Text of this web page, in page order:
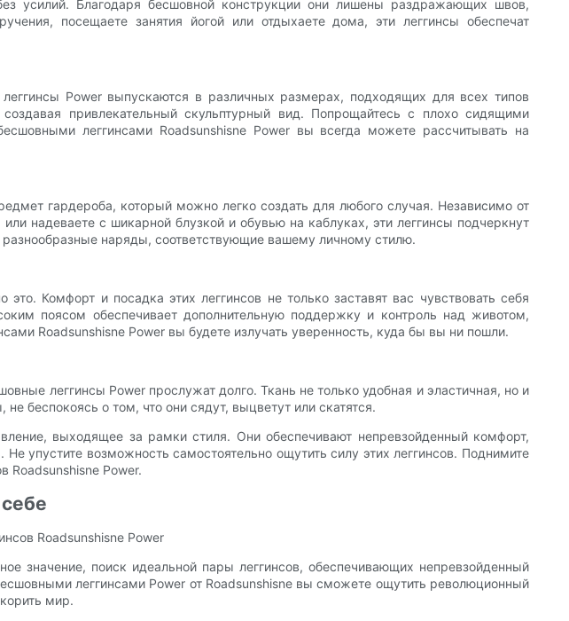
усилий. Благодаря бесшовной конструкции они лишены раздражающих швов,
посещаете занятия йогой или отдыхаете дома, эти леггинсы обеспечат
Power выпускаются в различных размерах, подходящих для всех типов
привлекательный скульптурный вид. Попрощайтесь с плохо сидящими
леггинсами Roadsunshisne Power вы всегда можете рассчитывать на
гардероба, который можно легко создать для любого случая. Независимо от
надеваете с шикарной блузкой и обувью на каблуках, эти леггинсы подчеркнут
наряды, соответствующие вашему личному стилю.
Комфорт и посадка этих леггинсов не только заставят вас чувствовать себя
поясом обеспечивает дополнительную поддержку и контроль над животом,
Roadsunshisne Power вы будете излучать уверенность, куда бы вы ни пошли.
леггинсы Power прослужат долго. Ткань не только удобная и эластичная, но и
беспокоясь о том, что они сядут, выцветут или скатятся.
выходящее за рамки стиля. Они обеспечивают непревзойденный комфорт,
упустите возможность самостоятельно ощутить силу этих леггинсов. Поднимите
Roadsunshisne Power.
Roadsunshisne Power
значение, поиск идеальной пары леггинсов, обеспечивающих непревзойденный
леггинсами Power от Roadsunshisne вы сможете ощутить революционный
мир.